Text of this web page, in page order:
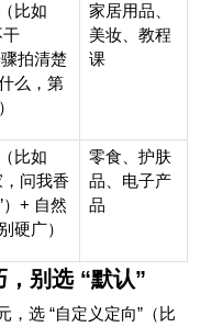
比如
干
拍清楚
么，第
家居用品、
美妆、教程
课
比如
问我香
） + 自然
硬广）
零食、护肤
品、电子产
品
，别选 “默认”
，选 “自定义定向” （比